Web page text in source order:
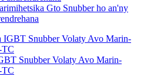
Gto Snubber ho an'ny
Snubber Volaty Avo Marin-
TC